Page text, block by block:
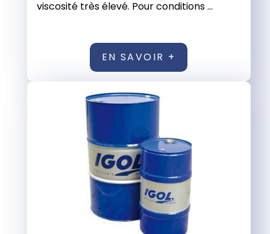
viscosité très élevé. Pour conditions ...
EN SAVOIR +